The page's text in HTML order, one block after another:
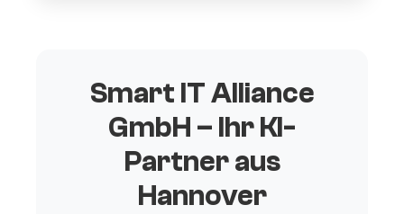
Smart IT Alliance
GmbH – Ihr KI-
Partner aus
Hannover